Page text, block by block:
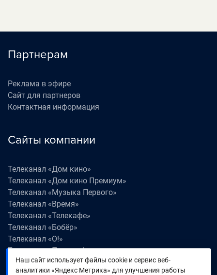
Партнерам
Реклама в эфире
Сайт для партнеров
Контактная информация
Сайты компании
Телеканал «Дом кино»
Телеканал «Дом кино Премиум»
Телеканал «Музыка Первого»
Телеканал «Время»
Телеканал «Телекафе»
Телеканал «Бобёр»
Телеканал «О!»
Телеканал «Поехали!»
Телеканал «Победа»
Наш сайт использует файлы cookie и сервис веб-
аналитики «Яндекс Метрика» для улучшения работы